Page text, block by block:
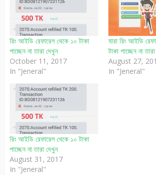
রিং আইডি রেফারেল থেকে ১০ টাকা
পাচ্ছেন না তারা দেখুন
October 11, 2017
In "Jeneral"
যারা রিং আইডি
টাকা পাচ্ছেন না
August 27,
In "Jeneral"
রিং আইডি রেফারেল থেকে ১০ টাকা
পাচ্ছেন না তারা দেখুন
August 31, 2017
In "Jeneral"